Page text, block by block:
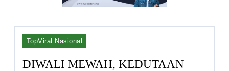
TopViral Nasional
DIWALI MEWAH, KEDUTAAN